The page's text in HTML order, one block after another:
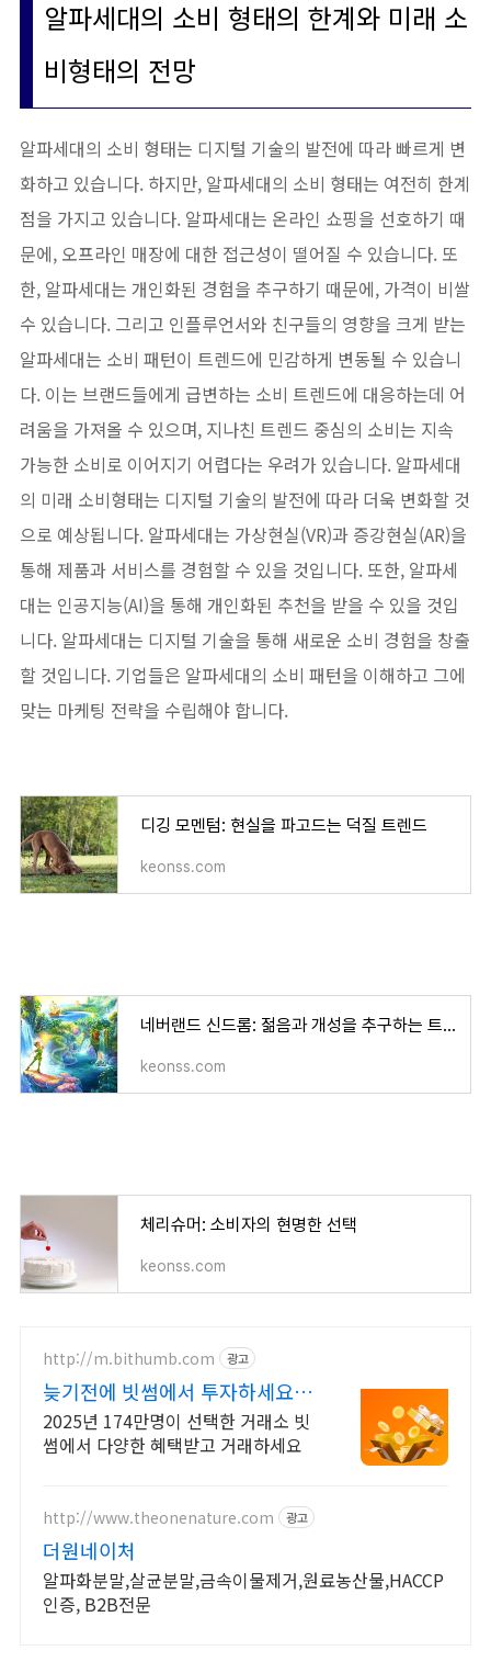
알파세대의 소비 형태의 한계와 미래 소
비형태의 전망
알파세대의 소비 형태는 디지털 기술의 발전에 따라 빠르게 변
화하고 있습니다. 하지만, 알파세대의 소비 형태는 여전히 한계
점을 가지고 있습니다. 알파세대는 온라인 쇼핑을 선호하기 때
문에, 오프라인 매장에 대한 접근성이 떨어질 수 있습니다. 또
한, 알파세대는 개인화된 경험을 추구하기 때문에, 가격이 비쌀
수 있습니다. 그리고 인플루언서와 친구들의 영향을 크게 받는
알파세대는 소비 패턴이 트렌드에 민감하게 변동될 수 있습니
다. 이는 브랜드들에게 급변하는 소비 트렌드에 대응하는데 어
려움을 가져올 수 있으며, 지나친 트렌드 중심의 소비는 지속
가능한 소비로 이어지기 어렵다는 우려가 있습니다. 알파세대
의 미래 소비형태는 디지털 기술의 발전에 따라 더욱 변화할 것
으로 예상됩니다. 알파세대는 가상현실(VR)과 증강현실(AR)을
통해 제품과 서비스를 경험할 수 있을 것입니다. 또한, 알파세
대는 인공지능(AI)을 통해 개인화된 추천을 받을 수 있을 것입
니다. 알파세대는 디지털 기술을 통해 새로운 소비 경험을 창출
할 것입니다. 기업들은 알파세대의 소비 패턴을 이해하고 그에
맞는 마케팅 전략을 수립해야 합니다.
디깅 모멘텀: 현실을 파고드는 덕질 트렌드
keonss.com
네버랜드 신드롬: 젊음과 개성을 추구하는 트렌드
keonss.com
체리슈머: 소비자의 현명한 선택
keonss.com
http://m.bithumb.com 광고
늦기전에 빗썸에서 투자하세요 신
규 가입 시 5만원 혜택
2025년 174만명이 선택한 거래소 빗
썸에서 다양한 혜택받고 거래하세요
http://www.theonenature.com 광고
더원네이처
알파화분말,살균분말,금속이물제거,원료농산물,HACCP
인증, B2B전문